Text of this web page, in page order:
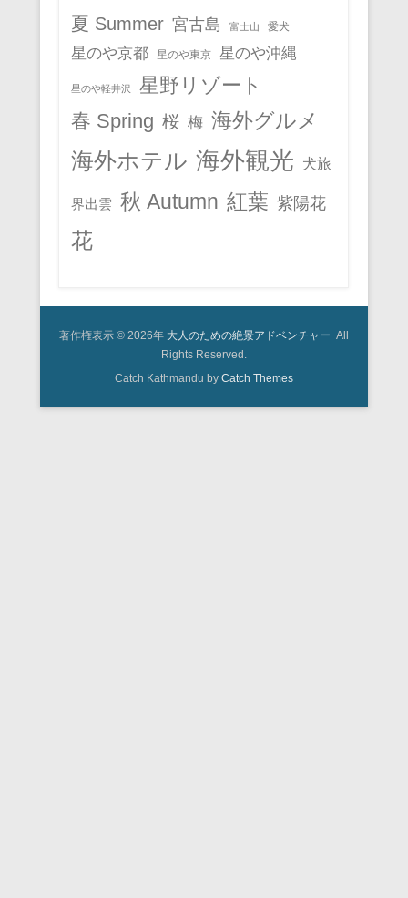
夏 Summer 宮古島 富士山 愛犬
星のや京都 星のや東京 星のや沖縄
星のや軽井沢
星野リゾート
春 Spring 桜 梅 海外グルメ
海外ホテル 海外観光 犬旅
界出雲 秋 Autumn 紅葉 紫陽花
花
著作権表示 © 2026年 大人のための絶景アドベンチャー All
Rights Reserved.
Catch Kathmandu by Catch Themes